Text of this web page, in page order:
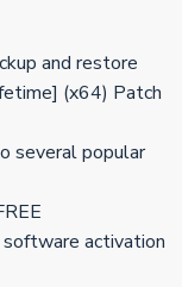
and restore
(x64) Patch
several popular
activation